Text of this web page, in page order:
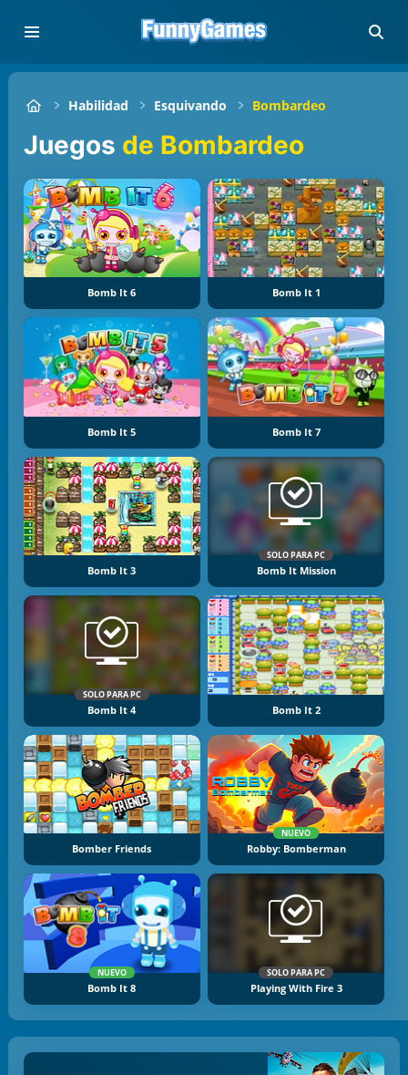
Habilidad Esquivando Bombardeo
Juegos de Bombardeo
Bomb It 6 Bomb It 1
Bomb It 5 Bomb It 7
Bomb It 3
SOLO PARA PC
Bomb It Mission
SOLO PARA PC
Bomb It 4 Bomb It 2
Bomber Friends
NUEVO
Robby: Bomberman
NUEVO
Bomb It 8
SOLO PARA PC
Playing With Fire 3